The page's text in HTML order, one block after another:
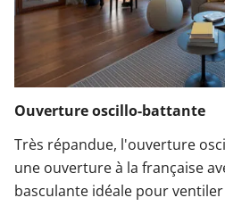
Ouverture oscillo-battante
Très répandue, l'ouverture
une ouverture à la française
basculante idéale pour